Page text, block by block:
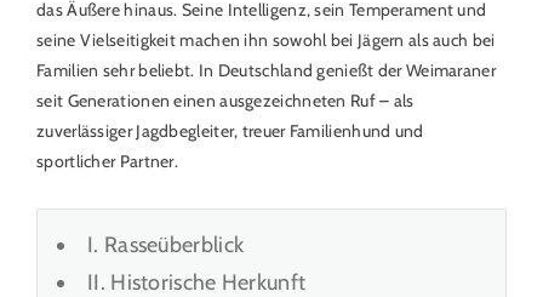
das Äußere hinaus. Seine Intelligenz, sein Temperament und
seine Vielseitigkeit machen ihn sowohl bei Jägern als auch bei
Familien sehr beliebt. In Deutschland genießt der Weimaraner
seit Generationen einen ausgezeichneten Ruf – als
zuverlässiger Jagdbegleiter, treuer Familienhund und
sportlicher Partner.
I. Rasseüberblick
II. Historische Herkunft